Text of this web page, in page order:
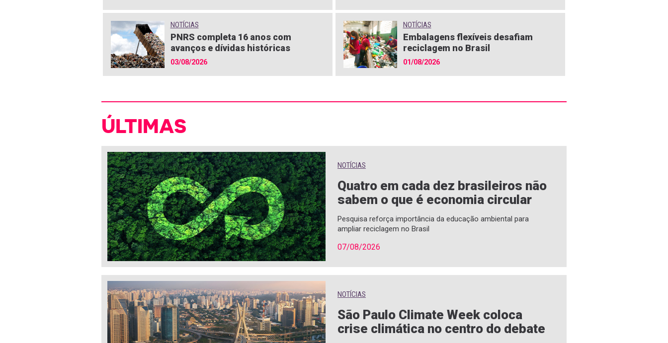
NOTÍCIAS
PNRS completa 16 anos com
avanços e dívidas históricas
03/08/2026
NOTÍCIAS
Embalagens flexíveis desafiam
reciclagem no Brasil
01/08/2026
ÚLTIMAS
NOTÍCIAS
Quatro em cada dez brasileiros não
sabem o que é economia circular
Pesquisa reforça importância da educação ambiental para
ampliar reciclagem no Brasil
07/08/2026
NOTÍCIAS
São Paulo Climate Week coloca
crise climática no centro do debate